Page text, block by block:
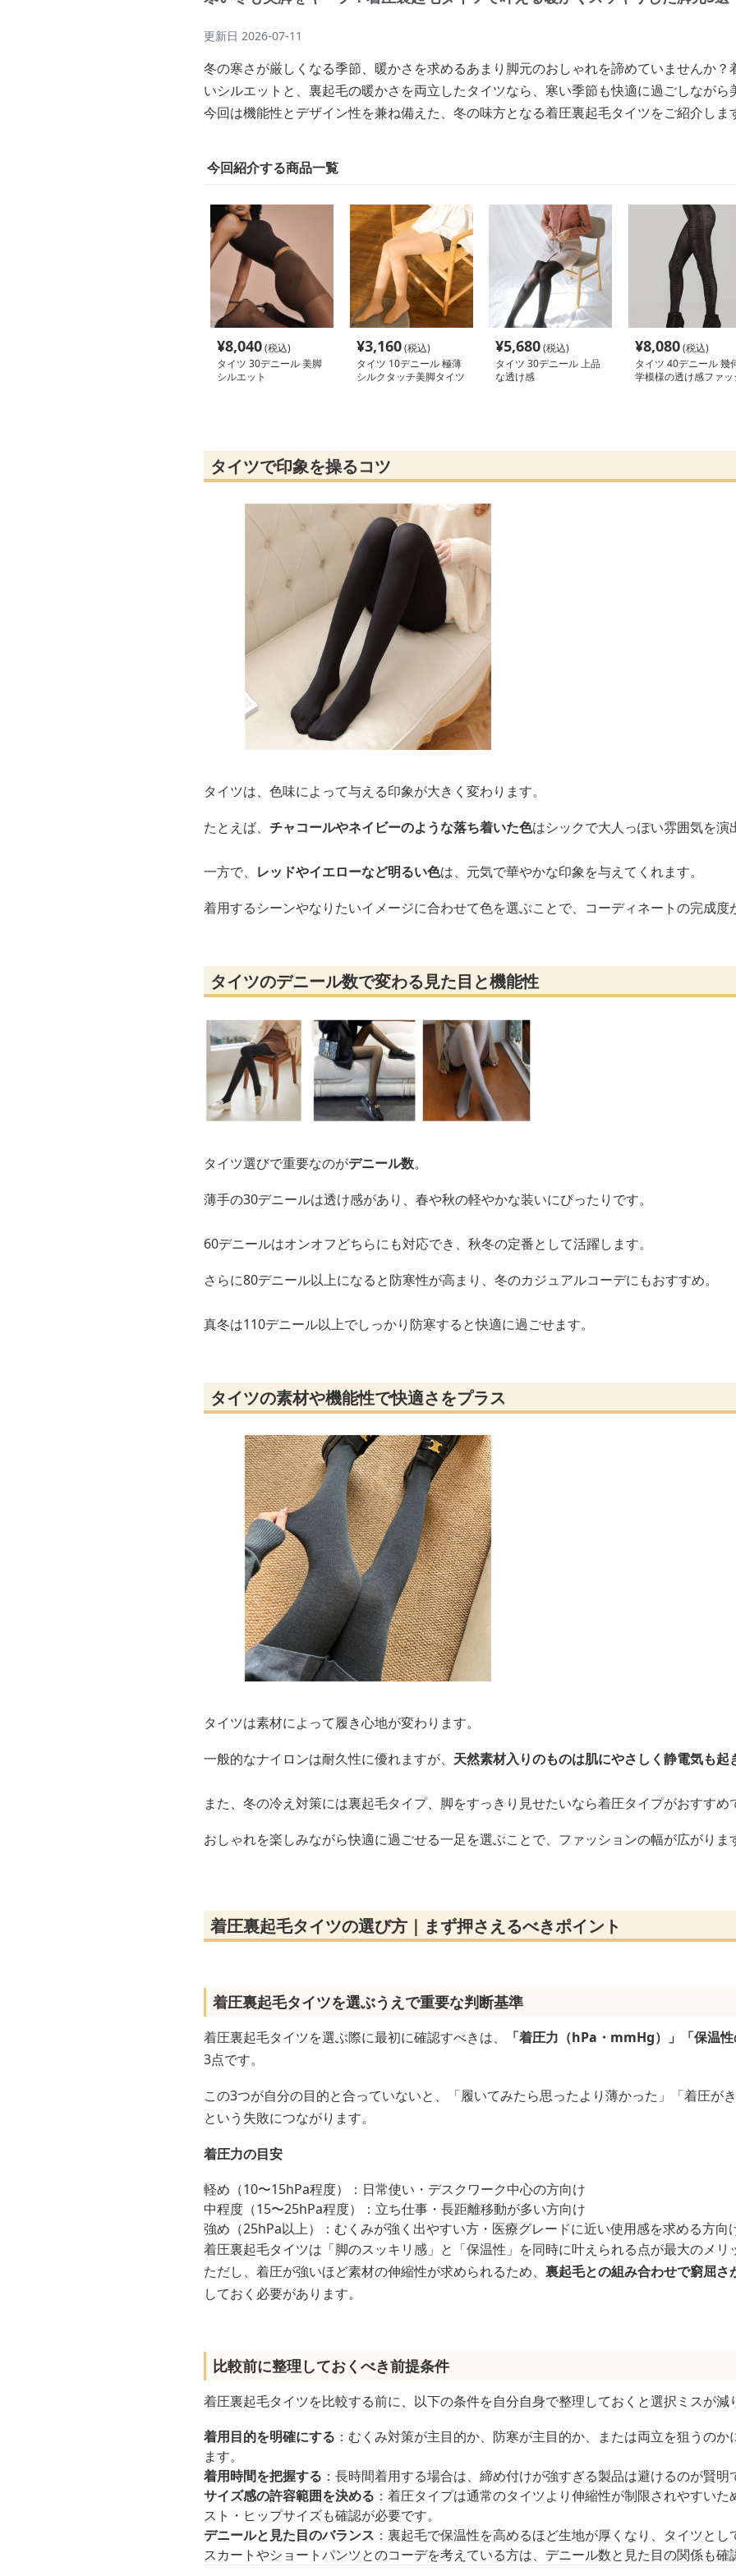
更新日 2026-07-11
冬の寒さが厳しくなる季節、暖かさを求めるあまり脚元のおしゃれを諦めていませんか？
いシルエットと、裏起毛の暖かさを両立したタイツなら、寒い季節も快適に過ごしながら
今回は機能性とデザイン性を兼ね備えた、冬の味方となる着圧裏起毛タイツをご紹介しま
今回紹介する商品一覧
¥8,040(税込)
タイツ 30デニール 美脚
シルエット
¥3,160(税込)
タイツ 10デニール 極薄
シルクタッチ美脚タイツ
¥5,680(税込)
タイツ 30デニール 上品
な透け感
¥8,080(税込)
タイツ 40デニール 幾
学模様の透け感ファッ
タイツで印象を操るコツ
タイツは、色味によって与える印象が大きく変わります。
たとえば、 チャコールやネイビーのような落ち着いた色はシックで大人っぽい雰囲気を演
一方で、 レッドやイエローなど明るい色は、元気で華やかな印象を与えてくれます。
着用するシーンやなりたいイメージに合わせて色を選ぶことで、コーディネートの完成度
タイツのデニール数で変わる見た目と機能性
タイツ選びで重要なのがデニール数。
薄手の30デニールは透け感があり、春や秋の軽やかな装いにぴったりです。
60デニールはオンオフどちらにも対応でき、秋冬の定番として活躍します。
さらに80デニール以上になると防寒性が高まり、冬のカジュアルコーデにもおすすめ。
真冬は110デニール以上でしっかり防寒すると快適に過ごせます。
タイツの素材や機能性で快適さをプラス
タイツは素材によって履き心地が変わります。
一般的なナイロンは耐久性に優れますが、 天然素材入りのものは肌にやさしく静電気も起
また、冬の冷え対策には裏起毛タイプ、脚をすっきり見せたいなら着圧タイプがおすすめ
おしゃれを楽しみながら快適に過ごせる一足を選ぶことで、ファッションの幅が広がりま
着圧裏起毛タイツの選び方｜まず押さえるべきポイント
着圧裏起毛タイツを選ぶうえで重要な判断基準
着圧裏起毛タイツを選ぶ際に最初に確認すべきは、 「着圧力（hPa・mmHg）」「保温性
3点です。
この3つが自分の目的と合っていないと、「履いてみたら思ったより薄かった」「着圧が
という失敗につながります。
着圧力の目安
軽め（10〜15hPa程度）：日常使い・デスクワーク中心の方向け
中程度（15〜25hPa程度）：立ち仕事・長距離移動が多い方向け
強め（25hPa以上）：むくみが強く出やすい方・医療グレードに近い使用感を求める方向
着圧裏起毛タイツは「脚のスッキリ感」と「保温性」を同時に叶えられる点が最大のメリ
ただし、着圧が強いほど素材の伸縮性が求められるため、 裏起毛との組み合わせで窮屈さ
しておく必要があります。
比較前に整理しておくべき前提条件
着圧裏起毛タイツを比較する前に、以下の条件を自分自身で整理しておくと選択ミスが減
着用目的を明確にする ：むくみ対策が主目的か、防寒が主目的か、または両立を狙うのか
ます。
着用時間を把握する ：長時間着用する場合は、締め付けが強すぎる製品は避けるのが賢明
サイズ感の許容範囲を決める ：着圧タイプは通常のタイツより伸縮性が制限されやすい
スト・ヒップサイズも確認が必要です。
デニールと見た目のバランス ：裏起毛で保温性を高めるほど生地が厚くなり、タイツとし
スカートやショートパンツとのコーデを考えている方は、デニール数と見た目の関係も確